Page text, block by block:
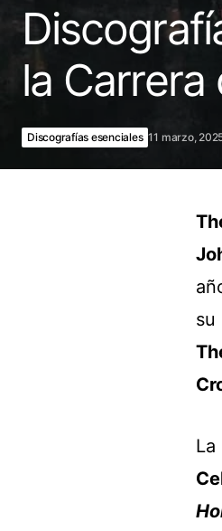
la
Discografías esenciales 11 marzo,
su
La